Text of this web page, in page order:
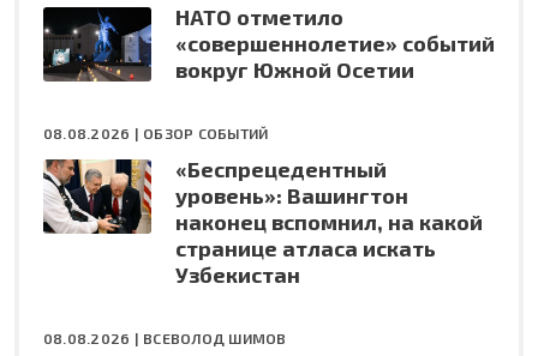
НАТО отметило
«совершеннолетие» событий
вокруг Южной Осетии
08.08.2026 | ОБЗОР СОБЫТИЙ
«Беспрецедентный
уровень»: Вашингтон
наконец вспомнил, на какой
странице атласа искать
Узбекистан
08.08.2026 | ВСЕВОЛОД ШИМОВ